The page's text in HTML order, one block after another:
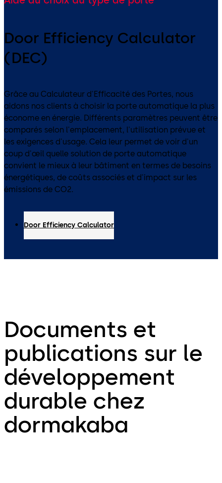
Door Efficiency Calculator
(DEC)
Grâce au Calculateur d'Efficacité des Portes, nous
aidons nos clients à choisir la porte automatique la plus
économe en énergie. Différents paramètres peuvent être
comparés selon l'emplacement, l'utilisation prévue et
les exigences d'usage. Cela leur permet de voir d'un
coup d'œil quelle solution de porte automatique
convient le mieux à leur bâtiment en termes de besoins
énergétiques, de coûts associés et d'impact sur les
émissions de CO2.
Door Efficiency Calculator
Documents et
publications sur le
développement
durable chez
dormakaba